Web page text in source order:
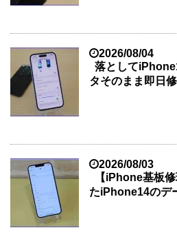
2026/08/04
落として
タそのまま即日修
2026/08/03
【iPhone基板
たiPhone14のデ